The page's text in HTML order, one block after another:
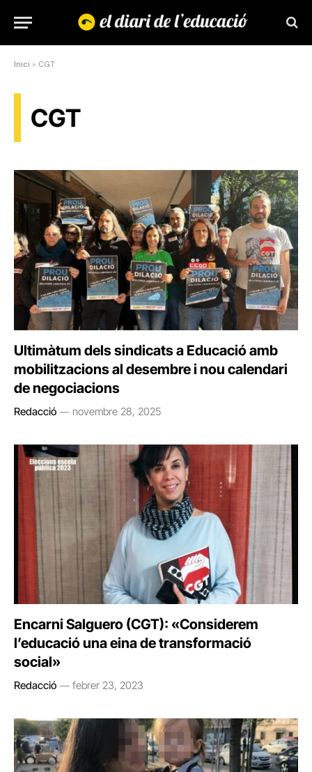
Inici » CGT
CGT
Ultimàtum dels sindicats a Educació amb
mobilitzacions al desembre i nou calendari
de negociacions
Redacció novembre 28, 2025
Encarni Salguero (CGT): «Considerem
l’educació una eina de transformació
social»
Redacció febrer 23, 2023